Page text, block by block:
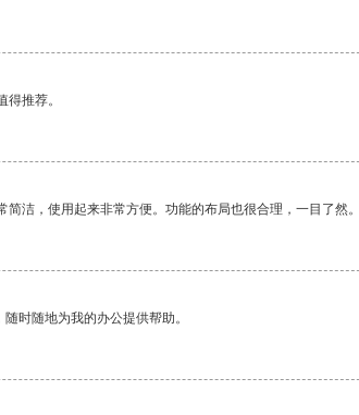
推荐。
简洁，使用起来非常方便。功能的布局也很合理，一目了然。
时随地为我的办公提供帮助。